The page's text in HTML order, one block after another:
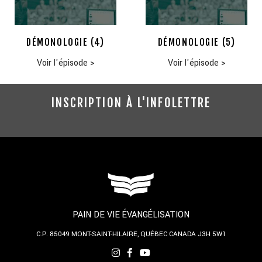
DÉMONOLOGIE (4)
Voir l'épisode >
DÉMONOLOGIE (5)
Voir l'épisode >
INSCRIPTION À L'INFOLETTRE
PAIN DE VIE ÉVANGÉLISATION
C.P. 85049 MONT-SAINT-HILAIRE, QUÉBECCANADA J3H 5W1